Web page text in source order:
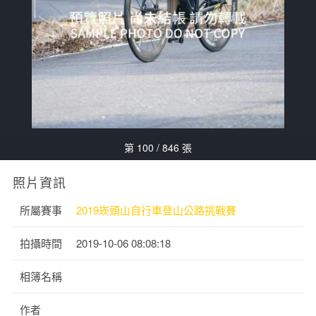
第 100 / 846 張
照片資訊
所屬賽事 2019崁頭山自行車登山公路挑戰賽
拍攝時間 2019-10-06 08:08:18
相簿名稱
作者